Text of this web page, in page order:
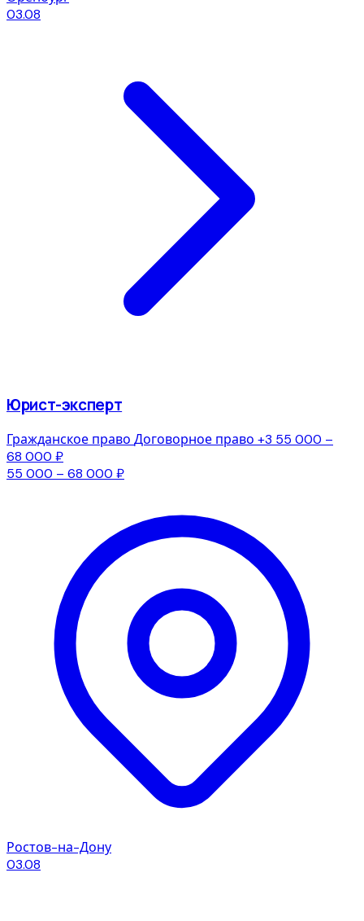
03.08
Юрист-эксперт
Гражданское право Договорное право +3 55 000 –
68 000 ₽
55 000 – 68 000 ₽
Ростов-на-Дону
03.08